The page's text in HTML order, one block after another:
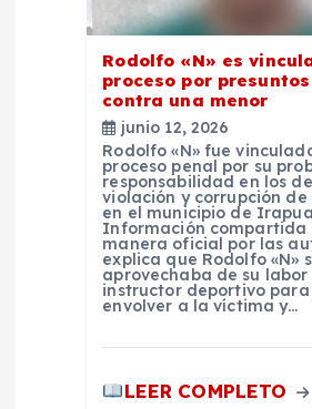
Rodolfo «N» es
proceso por
contra una menor
junio 12, 2026
Rodolfo «N» fue
proceso penal por su
responsabilidad en los
violación y corrupción de
en el municipio de
Información compartida
manera oficial por las
explica que Rodolfo «N»
aprovechaba de su labor
instructor deportivo
envolver a la víctima y…
LEER COMPLETO